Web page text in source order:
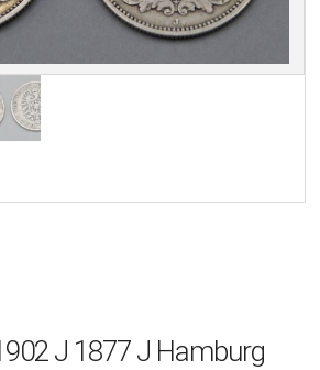
J 1877 J Hamburg